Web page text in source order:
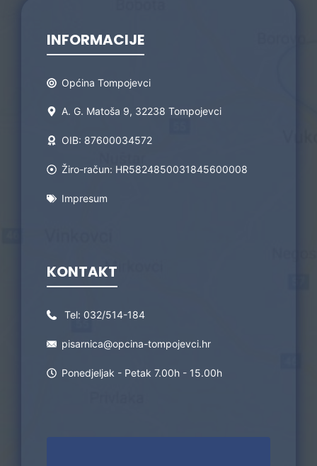
INFORMACIJE
Općina Tompojevci
A. G. Matoša 9, 32238 Tompojevci
OIB: 87600034572
Žiro-račun: HR5824850031845600008
Impresum
KONTAKT
Tel: 032/514-184
pisarnica@opcina-tompojevci.hr
Ponedjeljak - Petak 7.00h - 15.00h